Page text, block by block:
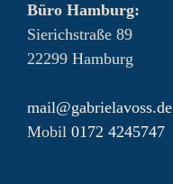
Büro Hamburg:
Sierichstraße 89
22299 Hamburg
mail@gabrielavoss.de
Mobil 0172 4245747